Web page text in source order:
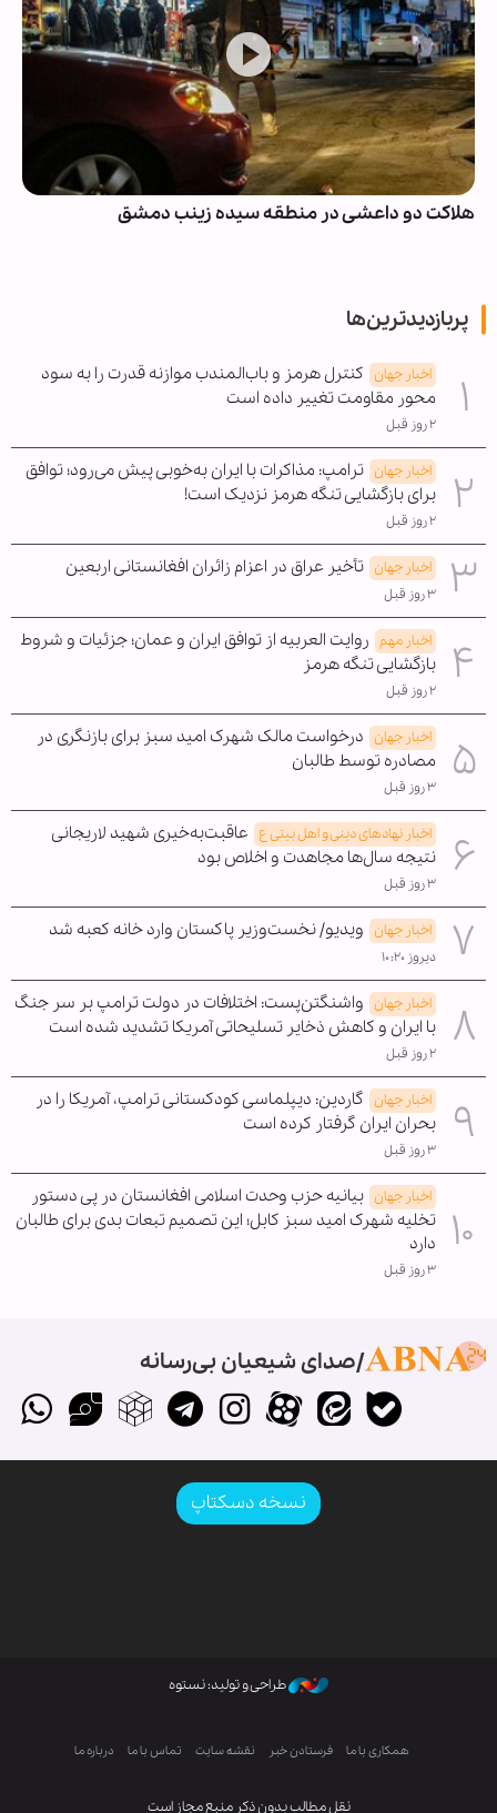
هلاکت دو داعشی در منطقه سیده زینب دمشق
پربازدیدترین‌ها
اخبار جهان کنترل هرمز و باب‌المندب موازنه قدرت را به سود
محور مقاومت تغییر داده است
۲ روز قبل
اخبار جهان ترامپ: مذاکرات با ایران به‌خوبی پیش می‌رود؛ توافق
برای بازگشایی تنگه هرمز نزدیک است!
۲ روز قبل
اخبار جهان تأخیر عراق در اعزام زائران افغانستانی اربعین
۳ روز قبل
اخبار مهم روایت العربیه از توافق ایران و عمان؛ جزئیات و شروط
بازگشایی تنگه هرمز
۲ روز قبل
اخبار جهان درخواست مالک شهرک امید سبز برای بازنگری در
مصادره توسط طالبان
۳ روز قبل
اخبار نهادهای دینی و اهل بیتی ع عاقبت‌به‌خیری شهید لاریجانی
نتیجه سال‌ها مجاهدت و اخلاص بود
۳ روز قبل
اخبار جهان ویدیو/ نخست‌وزیر پاکستان وارد خانه کعبه شد
دیروز ۱۰:۲۰
اخبار جهان واشنگتن‌پست: اختلافات در دولت ترامپ بر سر جنگ
با ایران و کاهش ذخایر تسلیحاتی آمریکا تشدید شده است
۲ روز قبل
اخبار جهان گاردین: دیپلماسی کودکستانی ترامپ، آمریکا را در
بحران ایران گرفتار کرده است
۳ روز قبل
اخبار جهان بیانیه حزب وحدت اسلامی افغانستان در پی دستور
تخلیه شهرک امید سبز کابل؛ این تصمیم تبعات بدی برای طالبان
دارد
۳ روز قبل
صدای شیعیان بی‌رسانه
نسخه دسکتاپ
نقل مطالب بدون ذکر منبع مجاز است
طراحی و تولید: نستوه
همکاری با ما فرستادن خبر نقشه سایت تماس با ما درباره ما